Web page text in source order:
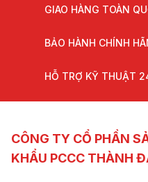
GIAO HÀNG TOÀN
BẢO HÀNH CHÍNH
HỖ TRỢ KỸ THUẬT
CÔNG TY CỔ PHẦN
KHẨU PCCC THÀNH